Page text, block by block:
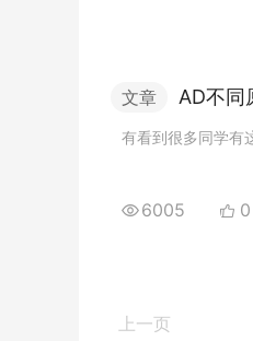
文章 AD不同
有看到很多同学有
6005 0
上一页